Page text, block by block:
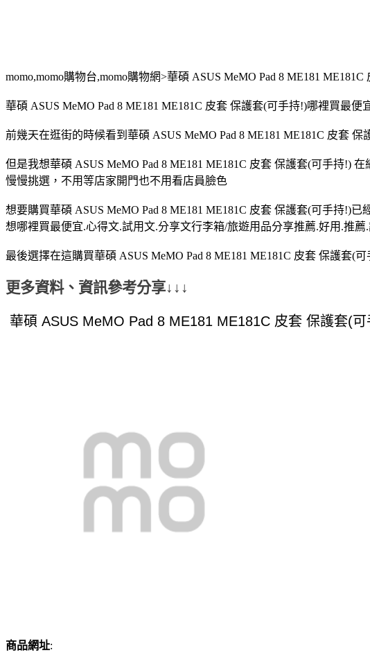
momo,momo購物台,momo購物網>華碩 ASUS MeMO Pad 8 ME181
華碩 ASUS MeMO Pad 8 ME181 ME181C 皮套 保護套(可手持!)哪裡買最
前幾天在逛街的時候看到華碩 ASUS MeMO Pad 8 ME181 ME181C 皮套
但是我想華碩 ASUS MeMO Pad 8 ME181 ME181C 皮套 保護套(可手持!)
慢慢挑選，不用等店家開門也不用看店員臉色
想要購買華碩 ASUS MeMO Pad 8 ME181 ME181C 皮套 保護套(可手持!)
想哪裡買最便宜.心得文.試用文.分享文行李箱/旅遊用品分享推薦.好用.推
最後選擇在這購買華碩 ASUS MeMO Pad 8 ME181 ME181C 皮套 保護套
更多資料、資訊參考分享↓↓↓
商品網址: